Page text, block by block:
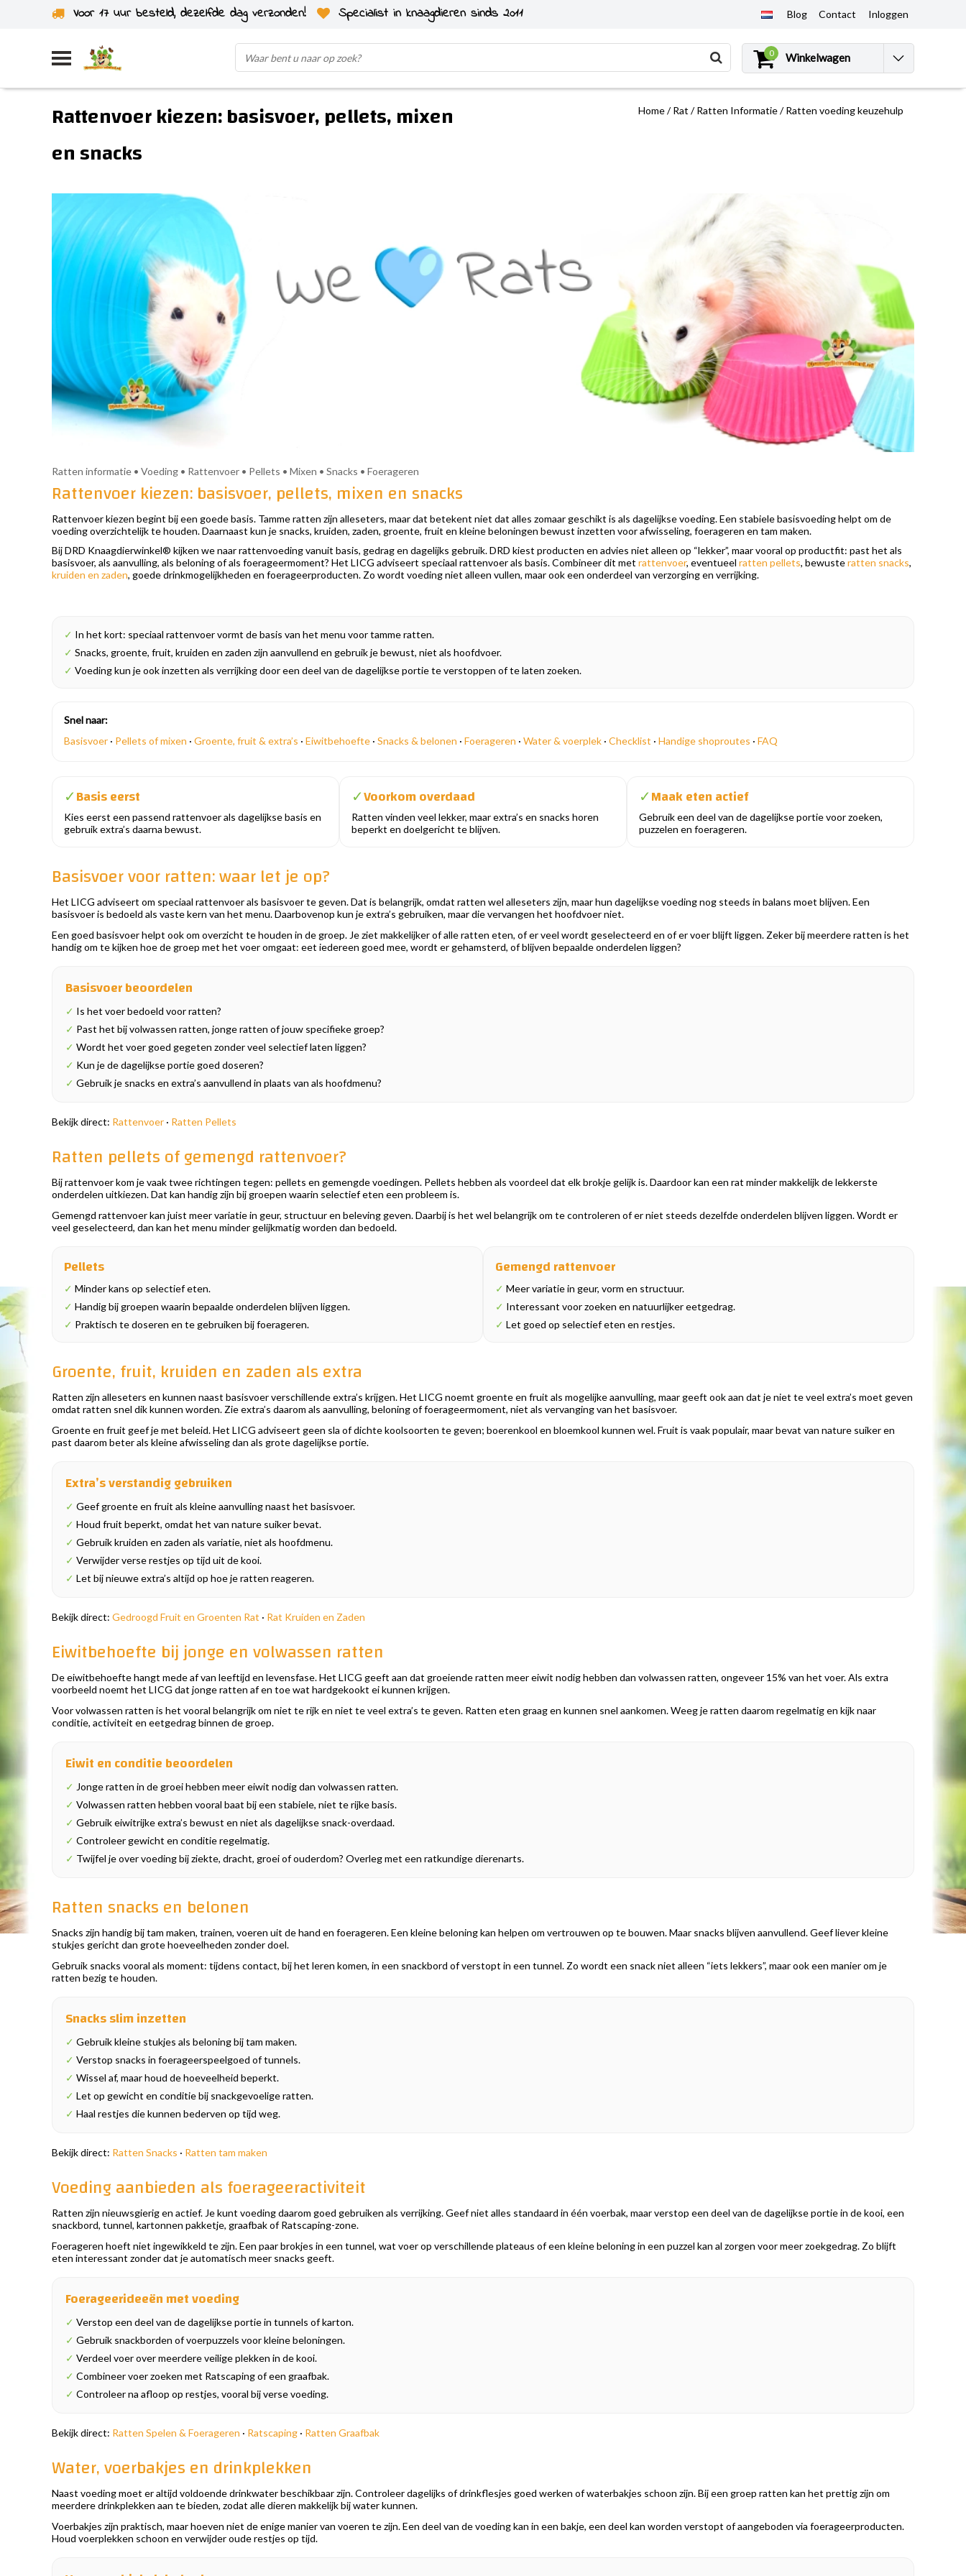
Voor 17 uur besteld, dezelfde dag verzonden!
Specialist in knaagdieren sinds 2011
Uit eigen voorraad verzonden
Blog Contact Inloggen
0 Winkelwagen
Rattenvoer kiezen: basisvoer, pellets, mixen
en snacks
Home/Rat /Ratten Informatie/Ratten voeding keuzehulp
Ratten informatie • Voeding • Rattenvoer • Pellets • Mixen • Snacks • Foerageren
Rattenvoer kiezen: basisvoer, pellets, mixen en snacks
Rattenvoer kiezen begint bij een goede basis. Tamme ratten zijn alleseters, maar dat betekent niet dat alles zomaar geschikt is als dagelijkse voeding. Een stabiele basisvoeding helpt om de
voeding overzichtelijk te houden. Daarnaast kun je snacks, kruiden, zaden, groente, fruit en kleine beloningen bewust inzetten voor afwisseling, foerageren en tam maken.
Bij DRD Knaagdierwinkel® kijken we naar rattenvoeding vanuit basis, gedrag en dagelijks gebruik. DRD kiest producten en advies niet alleen op “lekker”, maar vooral op productfit: past het als
basisvoer, als aanvulling, als beloning of als foerageermoment? Het LICG adviseert speciaal rattenvoer als basis. Combineer dit met rattenvoer, eventueel ratten pellets, bewusteratten snacks,
kruiden en zaden, goede drinkmogelijkheden en foerageerproducten. Zo wordt voeding niet alleen vullen, maar ook een onderdeel van verzorging en verrijking.
✓ In het kort: speciaal rattenvoer vormt de basis van het menu voor tamme ratten.
✓ Snacks, groente, fruit, kruiden en zaden zijn aanvullend en gebruik je bewust, niet als hoofdvoer.
✓ Voeding kun je ook inzetten als verrijking door een deel van de dagelijkse portie te verstoppen of te laten zoeken.
Snel naar:
Basisvoer · Pellets of mixen · Groente, fruit & extra’s · Eiwitbehoefte · Snacks & belonen · Foerageren · Water & voerplek · Checklist · Handige shoproutes · FAQ
✓Basis eerst
Kies eerst een passend rattenvoer als dagelijkse basis en
gebruik extra’s daarna bewust.
✓Voorkom overdaad
Ratten vinden veel lekker, maar extra’s en snacks horen
beperkt en doelgericht te blijven.
✓Maak eten actief
Gebruik een deel van de dagelijkse portie voor zoeken,
puzzelen en foerageren.
Basisvoer voor ratten: waar let je op?
Het LICG adviseert om speciaal rattenvoer als basisvoer te geven. Dat is belangrijk, omdat ratten wel alleseters zijn, maar hun dagelijkse voeding nog steeds in balans moet blijven. Een
basisvoer is bedoeld als vaste kern van het menu. Daarbovenop kun je extra’s gebruiken, maar die vervangen het hoofdvoer niet.
Een goed basisvoer helpt ook om overzicht te houden in de groep. Je ziet makkelijker of alle ratten eten, of er veel wordt geselecteerd en of er voer blijft liggen. Zeker bij meerdere ratten is het
handig om te kijken hoe de groep met het voer omgaat: eet iedereen goed mee, wordt er gehamsterd, of blijven bepaalde onderdelen liggen?
Basisvoer beoordelen
✓ Is het voer bedoeld voor ratten?
✓ Past het bij volwassen ratten, jonge ratten of jouw specifieke groep?
✓ Wordt het voer goed gegeten zonder veel selectief laten liggen?
✓ Kun je de dagelijkse portie goed doseren?
✓ Gebruik je snacks en extra’s aanvullend in plaats van als hoofdmenu?
Bekijk direct: Rattenvoer · Ratten Pellets
Ratten pellets of gemengd rattenvoer?
Bij rattenvoer kom je vaak twee richtingen tegen: pellets en gemengde voedingen. Pellets hebben als voordeel dat elk brokje gelijk is. Daardoor kan een rat minder makkelijk de lekkerste
onderdelen uitkiezen. Dat kan handig zijn bij groepen waarin selectief eten een probleem is.
Gemengd rattenvoer kan juist meer variatie in geur, structuur en beleving geven. Daarbij is het wel belangrijk om te controleren of er niet steeds dezelfde onderdelen blijven liggen. Wordt er
veel geselecteerd, dan kan het menu minder gelijkmatig worden dan bedoeld.
Pellets
✓ Minder kans op selectief eten.
✓ Handig bij groepen waarin bepaalde onderdelen blijven liggen.
✓ Praktisch te doseren en te gebruiken bij foerageren.
Gemengd rattenvoer
✓ Meer variatie in geur, vorm en structuur.
✓ Interessant voor zoeken en natuurlijker eetgedrag.
✓ Let goed op selectief eten en restjes.
Groente, fruit, kruiden en zaden als extra
Ratten zijn alleseters en kunnen naast basisvoer verschillende extra’s krijgen. Het LICG noemt groente en fruit als mogelijke aanvulling, maar geeft ook aan dat je niet te veel extra’s moet geven
omdat ratten snel dik kunnen worden. Zie extra’s daarom als aanvulling, beloning of foerageermoment, niet als vervanging van het basisvoer.
Groente en fruit geef je met beleid. Het LICG adviseert geen sla of dichte koolsoorten te geven; boerenkool en bloemkool kunnen wel. Fruit is vaak populair, maar bevat van nature suiker en
past daarom beter als kleine afwisseling dan als grote dagelijkse portie.
Extra’s verstandig gebruiken
✓ Geef groente en fruit als kleine aanvulling naast het basisvoer.
✓ Houd fruit beperkt, omdat het van nature suiker bevat.
✓ Gebruik kruiden en zaden als variatie, niet als hoofdmenu.
✓ Verwijder verse restjes op tijd uit de kooi.
✓ Let bij nieuwe extra’s altijd op hoe je ratten reageren.
Bekijk direct: Gedroogd Fruit en Groenten Rat · Rat Kruiden en Zaden
Eiwitbehoefte bij jonge en volwassen ratten
De eiwitbehoefte hangt mede af van leeftijd en levensfase. Het LICG geeft aan dat groeiende ratten meer eiwit nodig hebben dan volwassen ratten, ongeveer 15% van het voer. Als extra
voorbeeld noemt het LICG dat jonge ratten af en toe wat hardgekookt ei kunnen krijgen.
Voor volwassen ratten is het vooral belangrijk om niet te rijk en niet te veel extra’s te geven. Ratten eten graag en kunnen snel aankomen. Weeg je ratten daarom regelmatig en kijk naar
conditie, activiteit en eetgedrag binnen de groep.
Eiwit en conditie beoordelen
✓ Jonge ratten in de groei hebben meer eiwit nodig dan volwassen ratten.
✓ Volwassen ratten hebben vooral baat bij een stabiele, niet te rijke basis.
✓ Gebruik eiwitrijke extra’s bewust en niet als dagelijkse snack-overdaad.
✓ Controleer gewicht en conditie regelmatig.
✓ Twijfel je over voeding bij ziekte, dracht, groei of ouderdom? Overleg met een ratkundige dierenarts.
Ratten snacks en belonen
Snacks zijn handig bij tam maken, trainen, voeren uit de hand en foerageren. Een kleine beloning kan helpen om vertrouwen op te bouwen. Maar snacks blijven aanvullend. Geef liever kleine
stukjes gericht dan grote hoeveelheden zonder doel.
Gebruik snacks vooral als moment: tijdens contact, bij het leren komen, in een snackbord of verstopt in een tunnel. Zo wordt een snack niet alleen “iets lekkers”, maar ook een manier om je
ratten bezig te houden.
Snacks slim inzetten
✓ Gebruik kleine stukjes als beloning bij tam maken.
✓ Verstop snacks in foerageerspeelgoed of tunnels.
✓ Wissel af, maar houd de hoeveelheid beperkt.
✓ Let op gewicht en conditie bij snackgevoelige ratten.
✓ Haal restjes die kunnen bederven op tijd weg.
Bekijk direct: Ratten Snacks · Ratten tam maken
Voeding aanbieden als foerageeractiviteit
Ratten zijn nieuwsgierig en actief. Je kunt voeding daarom goed gebruiken als verrijking. Geef niet alles standaard in één voerbak, maar verstop een deel van de dagelijkse portie in de kooi, een
snackbord, tunnel, kartonnen pakketje, graafbak of Ratscaping-zone.
Foerageren hoeft niet ingewikkeld te zijn. Een paar brokjes in een tunnel, wat voer op verschillende plateaus of een kleine beloning in een puzzel kan al zorgen voor meer zoekgedrag. Zo blijft
eten interessant zonder dat je automatisch meer snacks geeft.
Foerageerideeën met voeding
✓ Verstop een deel van de dagelijkse portie in tunnels of karton.
✓ Gebruik snackborden of voerpuzzels voor kleine beloningen.
✓ Verdeel voer over meerdere veilige plekken in de kooi.
✓ Combineer voer zoeken met Ratscaping of een graafbak.
✓ Controleer na afloop op restjes, vooral bij verse voeding.
Bekijk direct: Ratten Spelen & Foerageren · Ratscaping · Ratten Graafbak
Water, voerbakjes en drinkplekken
Naast voeding moet er altijd voldoende drinkwater beschikbaar zijn. Controleer dagelijks of drinkflesjes goed werken of waterbakjes schoon zijn. Bij een groep ratten kan het prettig zijn om
meerdere drinkplekken aan te bieden, zodat alle dieren makkelijk bij water kunnen.
Voerbakjes zijn praktisch, maar hoeven niet de enige manier van voeren te zijn. Een deel van de voeding kan in een bakje, een deel kan worden verstopt of aangeboden via foerageerproducten.
Houd voerplekken schoon en verwijder oude restjes op tijd.